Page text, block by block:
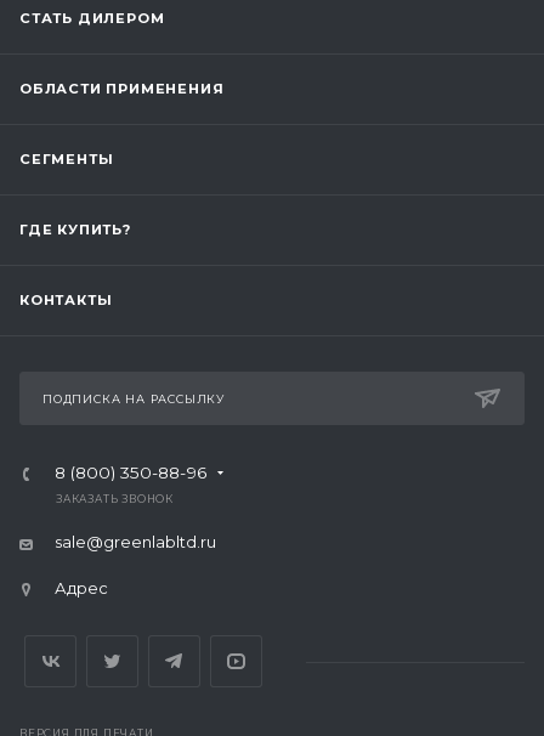
СТАТЬ ДИЛЕРОМ
ОБЛАСТИ ПРИМЕНЕНИЯ
СЕГМЕНТЫ
ГДЕ КУПИТЬ?
КОНТАКТЫ
ПОДПИСКА НА РАССЫЛКУ
8 (800) 350-88-96
ЗАКАЗАТЬ ЗВОНОК
sale@greenlabltd.ru
Адрес
ВЕРСИЯ ДЛЯ ПЕЧАТИ